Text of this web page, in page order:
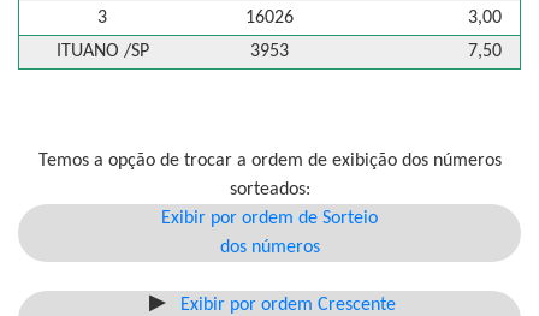
3
16026
3,00
ITUANO /SP
3953 7,50
Temos a opção de trocar a ordem de exibição dos números
sorteados:
Exibir por ordem de Sorteio
dos números
Exibir por ordem Crescente